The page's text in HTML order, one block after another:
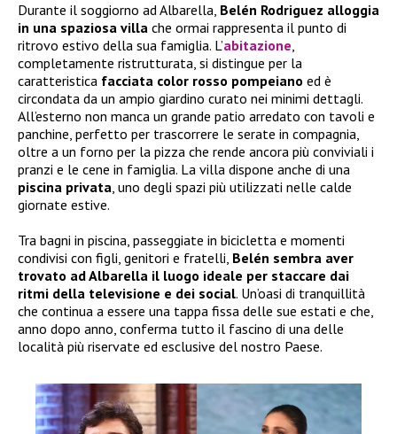
Durante il soggiorno ad Albarella, Belén Rodriguez alloggia
in una spaziosa villa che ormai rappresenta il punto di
ritrovo estivo della sua famiglia. L’abitazione,
completamente ristrutturata, si distingue per la
caratteristica facciata color rosso pompeiano ed è
circondata da un ampio giardino curato nei minimi dettagli.
All’esterno non manca un grande patio arredato con tavoli e
panchine, perfetto per trascorrere le serate in compagnia,
oltre a un forno per la pizza che rende ancora più conviviali i
pranzi e le cene in famiglia. La villa dispone anche di una
piscina privata, uno degli spazi più utilizzati nelle calde
giornate estive.
Tra bagni in piscina, passeggiate in bicicletta e momenti
condivisi con figli, genitori e fratelli, Belén sembra aver
trovato ad Albarella il luogo ideale per staccare dai
ritmi della televisione e dei social. Un’oasi di tranquillità
che continua a essere una tappa fissa delle sue estati e che,
anno dopo anno, conferma tutto il fascino di una delle
località più riservate ed esclusive del nostro Paese.